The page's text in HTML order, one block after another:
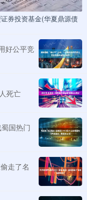
券投资基金(华夏鼎源债
好公平竞
死亡
国热门
走了名